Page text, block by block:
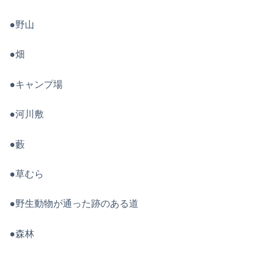
●野山
●畑
●キャンプ場
●河川敷
●藪
●草むら
●野生動物が通った跡のある道
●森林